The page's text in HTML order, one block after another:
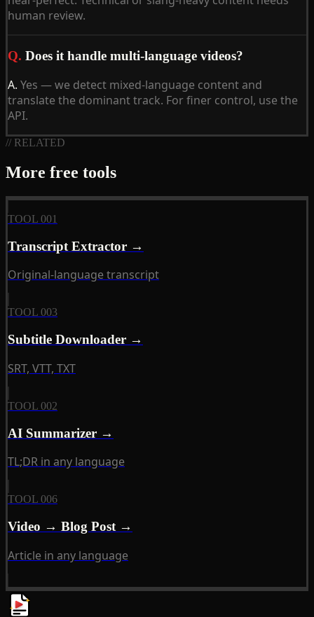
human review.
Q. Does it handle multi-language videos?
A. Yes — we detect mixed-language content and
translate the dominant track. For finer control, use the
API.
// RELATED
More free tools
TOOL 001
Transcript Extractor →
Original-language transcript
TOOL 003
Subtitle Downloader →
SRT, VTT, TXT
TOOL 002
AI Summarizer →
TL;DR in any language
TOOL 006
Video → Blog Post →
Article in any language